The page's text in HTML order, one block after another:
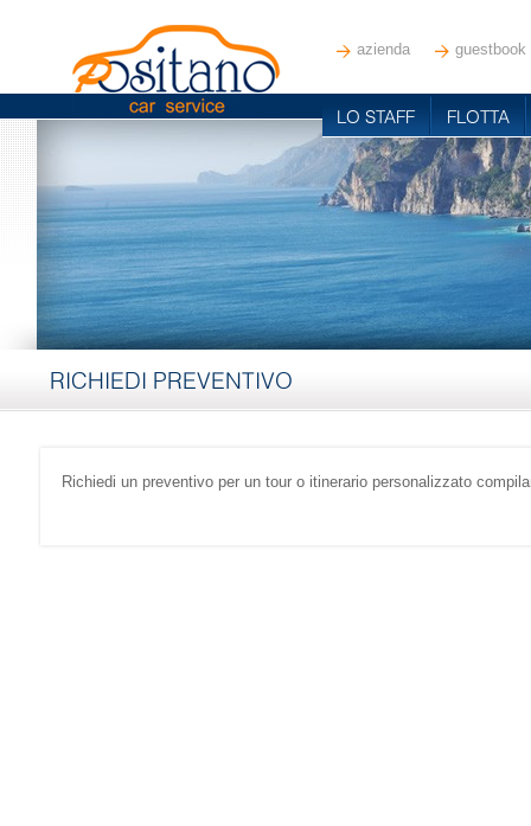
azienda guestbook
LO STAFF FLOTTA
RICHIEDI PREVENTIVO
Richiedi un preventivo per un tour o itinerario personalizzato